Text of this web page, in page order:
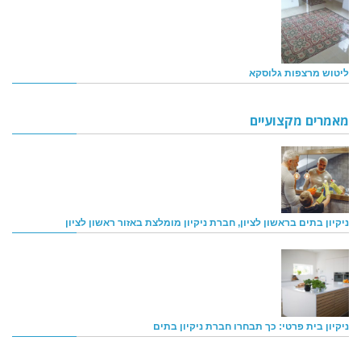
ליטוש מרצפות גלוסקא
מאמרים מקצועיים
ניקיון בתים בראשון לציון, חברת ניקיון מומלצת באזור ראשון לציון
ניקיון בית פרטי: כך תבחרו חברת ניקיון בתים